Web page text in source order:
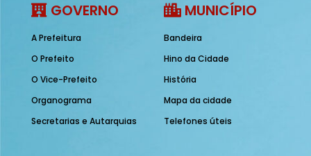
GOVERNO
A Prefeitura
O Prefeito
O Vice-Prefeito
Organograma
Secretarias e Autarquias
MUNICÍPIO
Bandeira
Hino da Cidade
História
Mapa da cidade
Telefones úteis